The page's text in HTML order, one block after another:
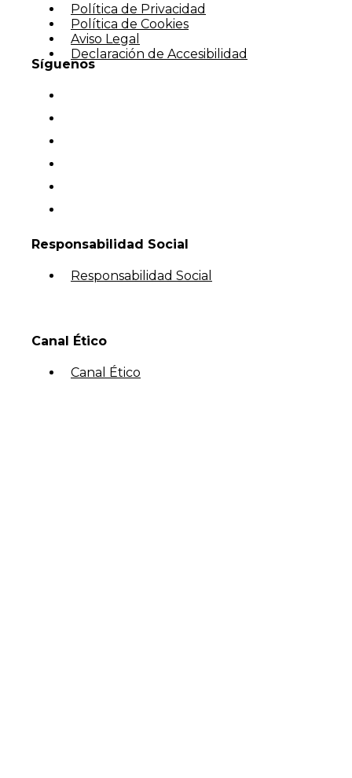
Política de Privacidad
Política de Cookies
Aviso Legal
Declaración de Accesibilidad
Síguenos
Responsabilidad Social
Responsabilidad Social
Canal Ético
Canal Ético